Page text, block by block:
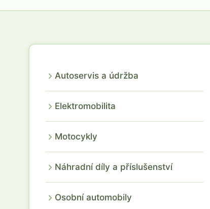
Autoservis a údržba
Elektromobilita
Motocykly
Náhradní díly a příslušenství
Osobní automobily